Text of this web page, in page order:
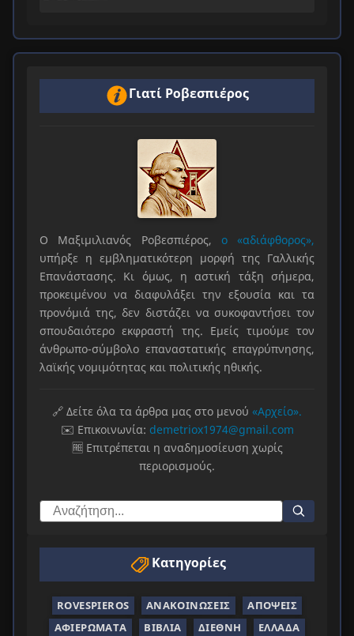
Γιατί Ροβεσπιέρος
Ο Μαξιμιλιανός Ροβεσπιέρος, ο «αδιάφθορος»,
υπήρξε η εμβληματικότερη μορφή της Γαλλικής
Επανάστασης. Κι όμως, η αστική τάξη σήμερα,
προκειμένου να διαφυλάξει την εξουσία και τα
προνόμιά της, δεν διστάζει να συκοφαντήσει τον
σπουδαιότερο εκφραστή της. Εμείς τιμούμε τον
άνθρωπο-σύμβολο επαναστατικής επαγρύπνησης,
λαϊκής νομιμότητας και πολιτικής ηθικής.
🔗 Δείτε όλα τα άρθρα μας στο μενού «Αρχείο».
✉️ Επικοινωνία: demetriox1974@gmail.com
🆓 Επιτρέπεται η αναδημοσίευση χωρίς
περιορισμούς.
Κατηγορίες
ROVESPIEROS ΑΝΑΚΟΙΝΏΣΕΙΣ
ΑΠΌΨΕΙΣ
ΑΦΙΕΡΏΜΑΤΑ
ΒΙΒΛΊΑ ΔΙΕΘΝΉ
ΕΛΛΆΔΑ